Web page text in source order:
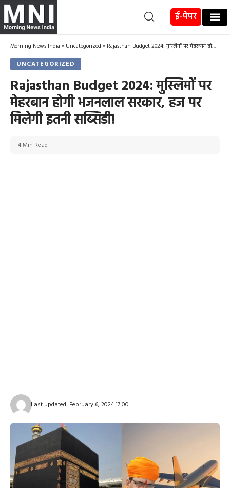
ई-पेपर
Morning News India » Uncategorized » Rajasthan Budget 2024: मुस्लिमों पर मेहरबान होगी भजनलाल सरकार, हज पर मिलेगी इतनी सब्सिडी!
UNCATEGORIZED
Rajasthan Budget 2024: मुस्लिमों पर
मेहरबान होगी भजनलाल सरकार, हज पर
मिलेगी इतनी सब्सिडी!
Last updated: February 6, 2024 17:00
4 Min Read